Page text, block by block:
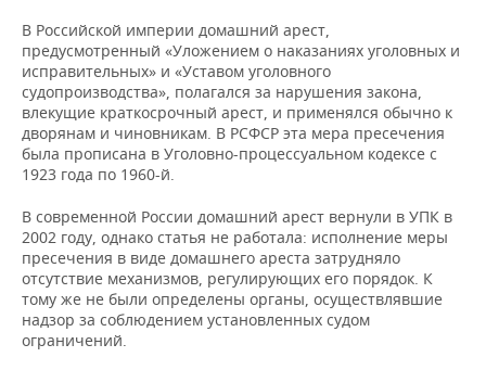
В Российской империи домашний арест,
предусмотренный «Уложением о наказаниях уголовных и
исправительных» и «Уставом уголовного
судопроизводства», полагался за нарушения закона,
влекущие краткосрочный арест, и применялся обычно к
дворянам и чиновникам. В РСФСР эта мера пресечения
была прописана в Уголовно-процессуальном кодексе с
1923 года по 1960-й.
В современной России домашний арест вернули в УПК в
2002 году, однако статья не работала: исполнение меры
пресечения в виде домашнего ареста затрудняло
отсутствие механизмов, регулирующих его порядок. К
тому же не были определены органы, осуществлявшие
надзор за соблюдением установленных судом
ограничений.